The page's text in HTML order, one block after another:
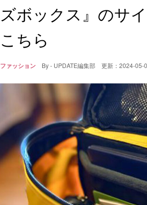
ズボックス』のサ
こちら
ファッション By - UPDATE編集部 更新： 2024-05-